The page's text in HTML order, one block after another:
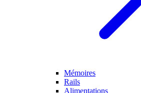
Mémoires
Rails
Alimentations